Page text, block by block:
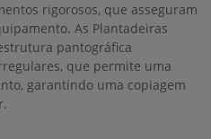
rigorosos, que asseguram
As Plantadeiras
pantográfica
que permite uma
garantindo uma copiagem